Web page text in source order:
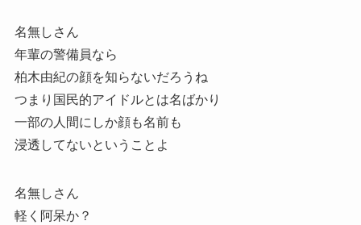
名無しさん
年輩の警備員なら
柏木由紀の顔を知らないだろうね
つまり国民的アイドルとは名ばかり
一部の人間にしか顔も名前も
浸透してないということよ
名無しさん
軽く阿呆か？